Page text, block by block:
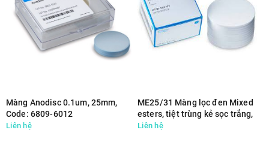
Màng Anodisc 0.1um, 25mm,
Code: 6809-6012
Liên hệ
ME25/31 Màng lọc đen Mixed
esters, tiệt trùng kẻ sọc trắng,
0.6um, 50mm, Code: 10409834
Liên hệ